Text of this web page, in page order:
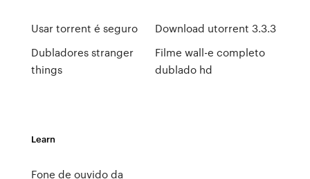
Usar torrent é seguro
Dubladores stranger
things
Download utorrent 3.3.3
Filme wall-e completo
dublado hd
Learn
Fone de ouvido da